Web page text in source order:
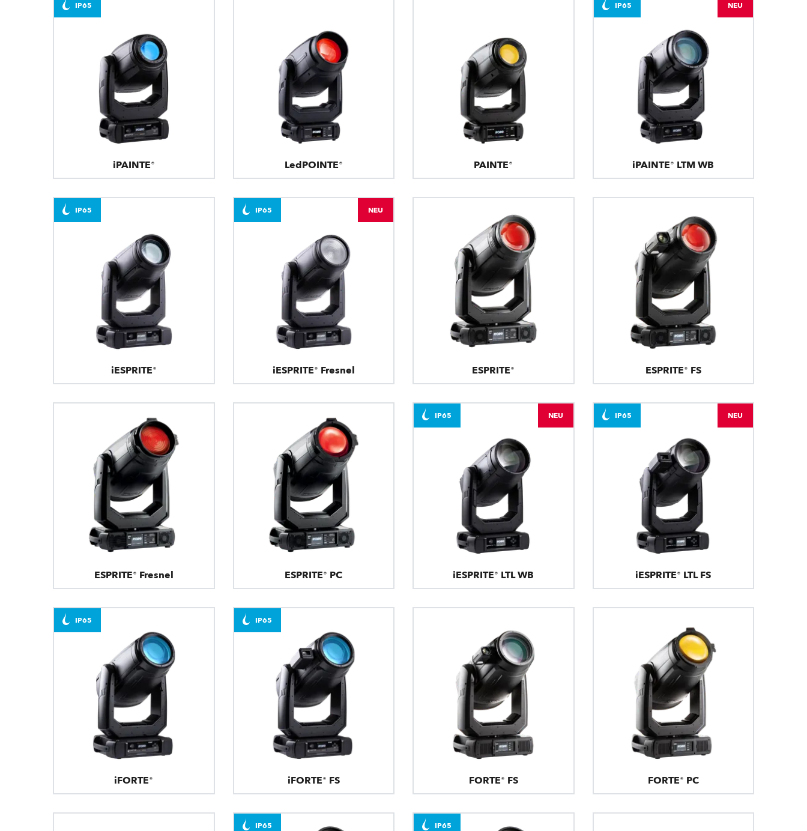
iPAINTE®
IP65
LedPOINTE® PAINTE® iPAINTE® LTM WB
IP65 NEU
iESPRITE®
IP65
iESPRITE® Fresnel
IP65 NEU
ESPRITE® ESPRITE® FS
ESPRITE® Fresnel ESPRITE® PC iESPRITE® LTL WB
IP65 NEU
iESPRITE® LTL FS
IP65 NEU
iFORTE®
IP65
iFORTE® FS
IP65
FORTE® FS FORTE® PC
IP65 IP65